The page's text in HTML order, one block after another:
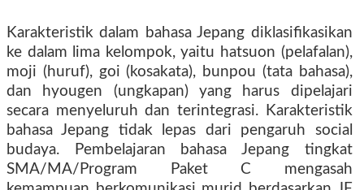
Karakteristik dalam bahasa Jepang diklasifikasikan
ke dalam lima kelompok, yaitu hatsuon (pelafalan),
moji (huruf), goi (kosakata), bunpou (tata bahasa),
dan hyougen (ungkapan) yang harus dipelajari
secara menyeluruh dan terintegrasi. Karakteristik
bahasa Jepang tidak lepas dari pengaruh social
budaya. Pembelajaran bahasa Jepang tingkat
SMA/MA/Program Paket C mengasah